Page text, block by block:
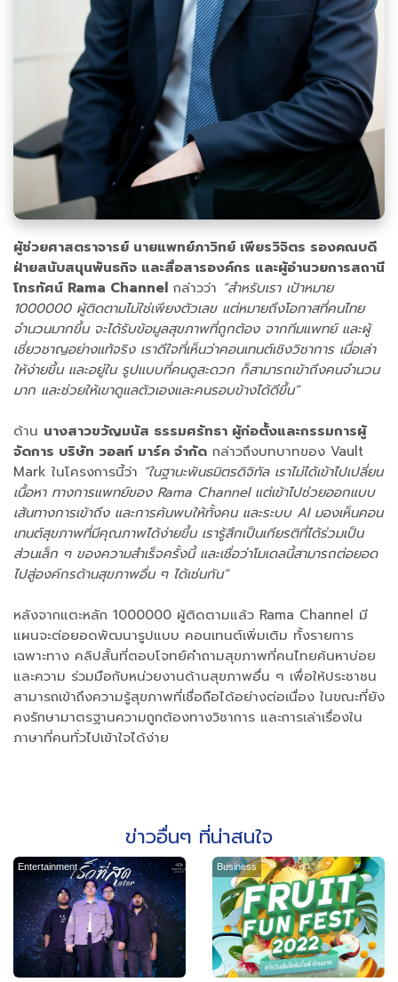
ผู้ช่วยศาสตราจารย์ นายแพทย์ภาวิทย์ เพียรวิจิตร รองคณบดี
ฝ่ายสนับสนุนพันธกิจ และสื่อสารองค์กร และผู้อำนวยการสถานี
โทรทัศน์ Rama Channel กล่าวว่า “สำหรับเรา เป้าหมาย
1000000 ผู้ติดตามไม่ใช่เพียงตัวเลข แต่หมายถึงโอกาสที่คนไทย
จำนวนมากขึ้น จะได้รับข้อมูลสุขภาพที่ถูกต้อง จากทีมแพทย์ และผู้
เชี่ยวชาญอย่างแท้จริง เราดีใจที่เห็นว่าคอนเทนต์เชิงวิชาการ เมื่อเล่า
ให้ง่ายขึ้น และอยู่ใน รูปแบบที่คนดูสะดวก ก็สามารถเข้าถึงคนจำนวน
มาก และช่วยให้เขาดูแลตัวเองและคนรอบข้างได้ดีขึ้น”
ด้าน นางสาวขวัญมนัส ธรรมศรัทธา ผู้ก่อตั้งและกรรมการผู้
จัดการ บริษัท วอลท์ มาร์ค จำกัด กล่าวถึงบทบาทของ Vault
Mark ในโครงการนี้ว่า “ในฐานะพันธมิตรดิจิทัล เราไม่ได้เข้าไปเปลี่ยน
เนื้อหา ทางการแพทย์ของ Rama Channel แต่เข้าไปช่วยออกแบบ
เส้นทางการเข้าถึง และการค้นพบให้ทั้งคน และระบบ AI มองเห็นคอน
เทนต์สุขภาพที่มีคุณภาพได้ง่ายขึ้น เรารู้สึกเป็นเกียรติที่ได้ร่วมเป็น
ส่วนเล็ก ๆ ของความสำเร็จครั้งนี้ และเชื่อว่าโมเดลนี้สามารถต่อยอด
ไปสู่องค์กรด้านสุขภาพอื่น ๆ ได้เช่นกัน”
หลังจากแตะหลัก 1000000 ผู้ติดตามแล้ว Rama Channel มี
แผนจะต่อยอดพัฒนารูปแบบ คอนเทนต์เพิ่มเติม ทั้งรายการ
เฉพาะทาง คลิปสั้นที่ตอบโจทย์คำถามสุขภาพที่คนไทยค้นหาบ่อย
และความ ร่วมมือกับหน่วยงานด้านสุขภาพอื่น ๆ เพื่อให้ประชาชน
สามารถเข้าถึงความรู้สุขภาพที่เชื่อถือได้อย่างต่อเนื่อง ในขณะที่ยัง
คงรักษามาตรฐานความถูกต้องทางวิชาการ และการเล่าเรื่องใน
ภาษาที่คนทั่วไปเข้าใจได้ง่าย
ข่าวอื่นๆ ที่น่าสนใจ
Entertainment Business